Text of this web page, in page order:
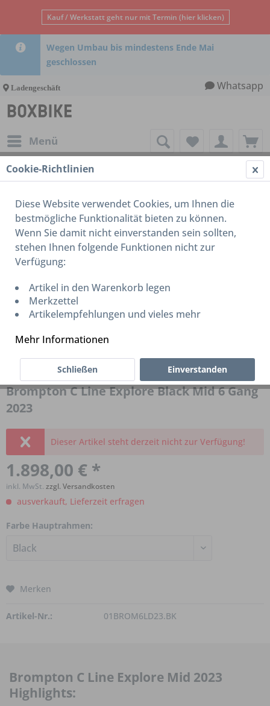
Kauf / Werkstatt geht nur mit Termin (hier klicken)
Wegen Umbau bis mindestens Ende Mai
geschlossen
Ladengeschäft Whatsapp
Menü
Brompton C Line Explore Black Mid 6 Gang
2023
Dieser Artikel steht derzeit nicht zur Verfügung!
1.898,00 € *
inkl. MwSt. zzgl. Versandkosten
ausverkauft, Lieferzeit erfragen
Farbe Hauptrahmen:
Merken
Artikel-Nr.: 01BROM6LD23.BK
Brompton C Line Explore Mid 2023
Highlights:
Cookie-Richtlinien
Diese Website verwendet Cookies, um Ihnen die
bestmögliche Funktionalität bieten zu können.
Wenn Sie damit nicht einverstanden sein sollten,
stehen Ihnen folgende Funktionen nicht zur
Verfügung:
Artikel in den Warenkorb legen
Merkzettel
Artikelempfehlungen und vieles mehr
Mehr Informationen
Einverstanden
Schließen